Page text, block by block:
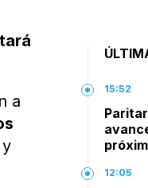
a
15:52
12:05